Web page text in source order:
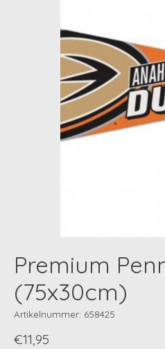
Premium
(75x30cm)
Artikelnummer: 658425
€11,95